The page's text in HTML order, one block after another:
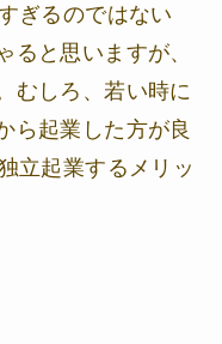
ぎるのではない
ると思いますが、
むしろ、若い時に
ら起業した方が良
立起業するメリッ